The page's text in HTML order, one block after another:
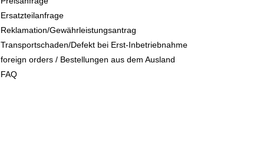
Ersatzteilanfrage
Reklamation/Gewährleistungsantrag
Transportschaden/Defekt bei Erst-Inbetriebnahme
foreign orders / Bestellungen aus dem Ausland
FAQ